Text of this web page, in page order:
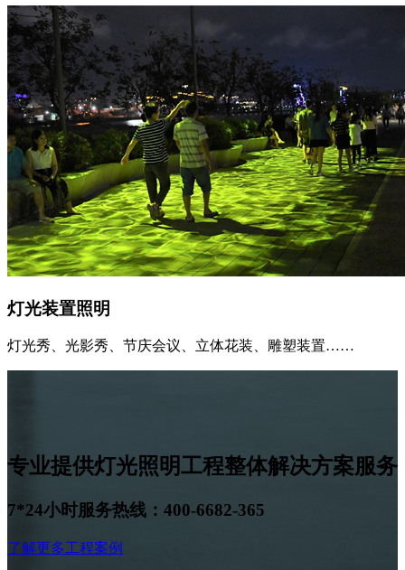
灯光装置照明
灯光秀、光影秀、节庆会议、立体花装、雕塑装置……
专业提供灯光照明工程整体解决方案服务
7*24小时服务热线：400-6682-365
了解更多工程案例